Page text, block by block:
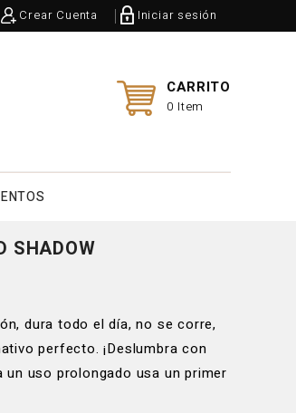
Crear Cuenta Iniciar sesión
CARRITO
0 Item
SHADOW
dura todo el día, no se corre,
perfecto. ¡Deslumbra con
uso prolongado usa un primer